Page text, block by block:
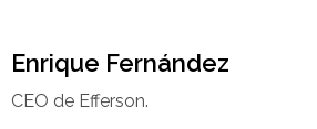
Enrique Fernández
CEO de Efferson.